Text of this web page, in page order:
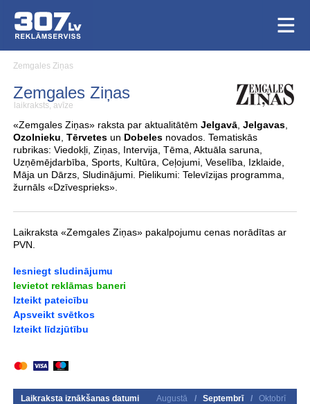
Zemgales Ziņas
Zemgales Ziņas
laikraksts, avīze
«Zemgales Ziņas» raksta par aktualitātēm Jelgavā, Jelgavas,
Ozolnieku Tērvetesun Dobeles novados. Tematiskās
rubrikas: Viedokļi, Ziņas, Intervija, Tēma, Aktuāla saruna,
Uzņēmējdarbība, Sports, Kultūra, Ceļojumi, Veselība, Izklaide,
Māja un Dārzs, Sludinājumi. Pielikumi: Televīzijas programma,
žurnāls «Dzīvesprieks».
Laikraksta «Zemgales Ziņas» pakalpojumu cenas norādītas ar
PVN.
Iesniegt sludinājumu
Ievietot reklāmas baneri
Izteikt pateicību
Apsveikt svētkos
Izteikt līdzjūtību
Laikraksta iznākšanas datumi Augustā / Septembrī /
Oktobrī